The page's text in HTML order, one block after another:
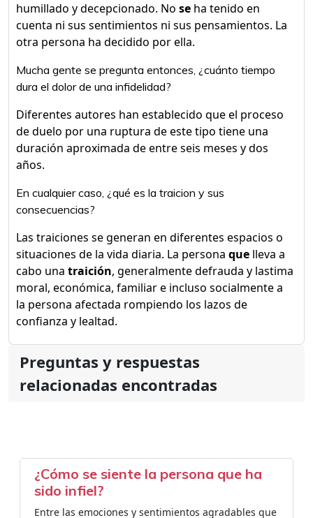
humillado y decepcionado. No se ha tenido en
cuenta ni sus sentimientos ni sus pensamientos. La
otra persona ha decidido por ella.
Mucha gente se pregunta entonces, ¿cuánto tiempo
dura el dolor de una infidelidad?
Diferentes autores han establecido que el proceso
de duelo por una ruptura de este tipo tiene una
duración aproximada de entre seis meses y dos
años.
En cualquier caso, ¿qué es la traicion y sus
consecuencias?
Las traiciones se generan en diferentes espacios o
situaciones de la vida diaria. La persona que lleva a
cabo una traición, generalmente defrauda y lastima
moral, económica, familiar e incluso socialmente a
la persona afectada rompiendo los lazos de
confianza y lealtad.
Preguntas y respuestas
relacionadas encontradas
¿Cómo se siente la persona que ha
sido infiel?
Entre las emociones y sentimientos agradables que